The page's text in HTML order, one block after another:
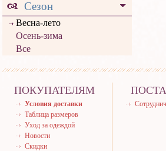
Сезон
Весна-лето
Осень-зима
Все
ПОКУПАТЕЛЯМ
Условия доставки
Таблица размеров
Уход за одеждой
Новости
Скидки